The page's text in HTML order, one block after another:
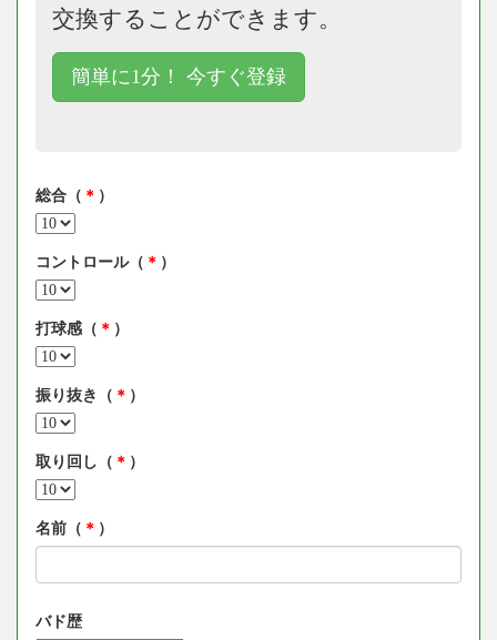
交換することができます。
簡単に1分！ 今すぐ登録
総合（ ＊ ）
コントロール（ ＊ ）
打球感（ ＊ ）
振り抜き（ ＊ ）
取り回し（ ＊ ）
名前（ ＊ ）
バド歴